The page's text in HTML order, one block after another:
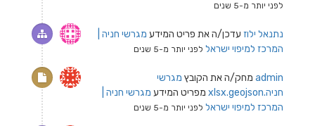
לפני יותר מ-5 שנים
נתנאל ילוז עדכן/ה את פריט המידע מגרשי חניה |
המרכז למיפוי ישראל לפני יותר מ-5 שנים
admin מחק/ה את הקובץ מגרשי
חניה.xlsx.geojson
מפריט המידע מגרשי חניה |
המרכז למיפוי ישראל לפני יותר מ-5 שנים